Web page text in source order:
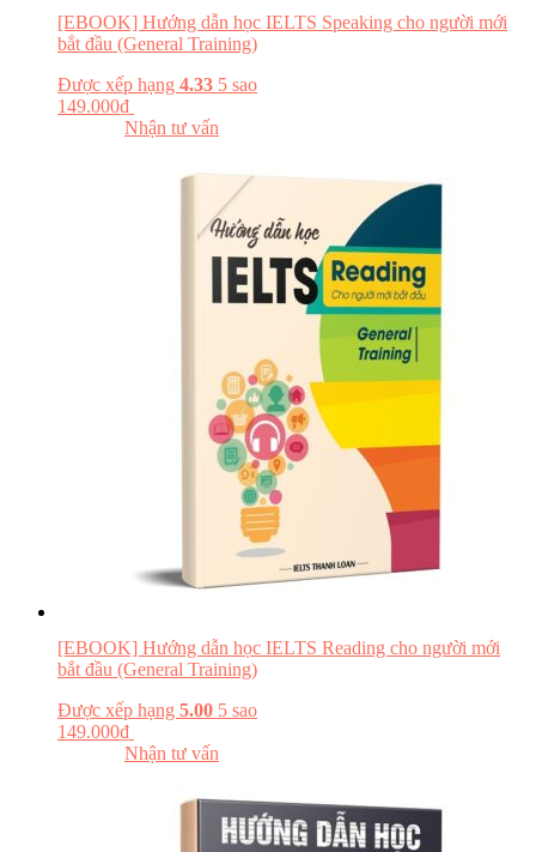
[EBOOK] Hướng dẫn học IELTS Speaking cho người mới
bắt đầu (General Training)
Được xếp hạng 4.33 5 sao
149.000₫
Nhận tư vấn
[EBOOK] Hướng dẫn học IELTS Reading cho người mới
bắt đầu (General Training)
Được xếp hạng 5.00 5 sao
149.000₫
Nhận tư vấn